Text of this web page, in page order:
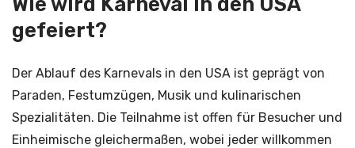
gefeiert?
Der Ablauf des Karnevals in den USA ist geprägt von
Paraden, Festumzügen, Musik und kulinarischen
Spezialitäten. Die Teilnahme ist offen für Besucher und
Einheimische gleichermaßen, wobei jeder willkommen